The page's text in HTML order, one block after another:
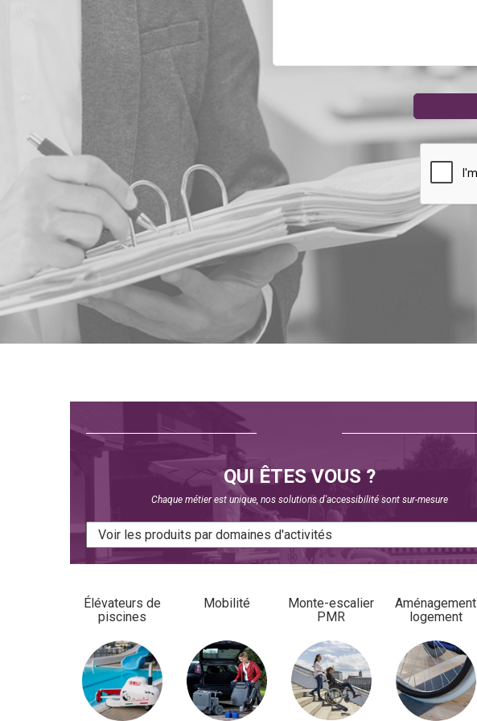
QUI ÊTES VOUS ?
Chaque métier est unique, nos solutions d'accessibilité sont sur-mesure
Élévateurs de
piscines
Mobilité
Monte-escalier
PMR
Aménagement
logement